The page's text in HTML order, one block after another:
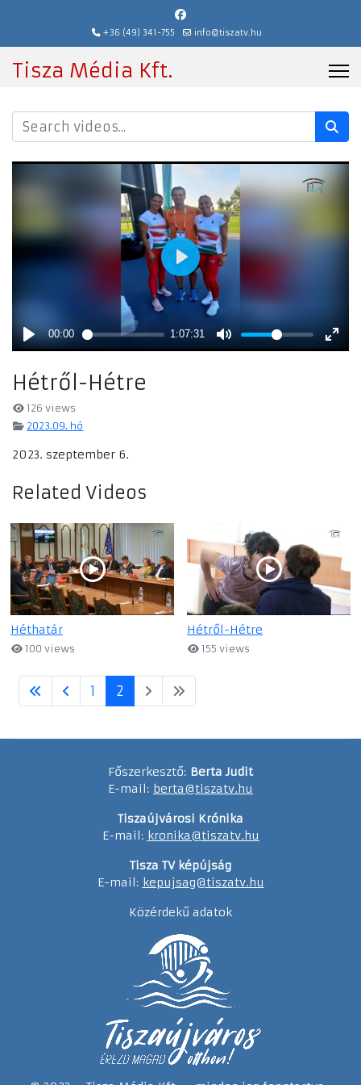
+36 (49) 341-755 info@tiszatv.hu
Tisza Média Kft.
Hétről-Hétre
126 views
2023.09. hó
2023. szeptember 6.
Related Videos
Héthatár
100 views
Hétről-Hétre
155 views
1 2
Főszerkesztő: Berta Judit
E-mail: berta@tiszatv.hu
Tiszaújvárosi Krónika
E-mail: kronika@tiszatv.hu
Tisza TV képújság
E-mail: kepujsag@tiszatv.hu
Közérdekű adatok